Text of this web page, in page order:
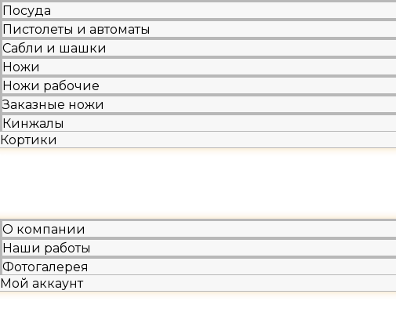
Посуда
Пистолеты и автоматы
Сабли и шашки
Ножи
Ножи рабочие
Заказные ножи
Кинжалы
Кортики
О компании
Наши работы
Фотогалерея
Мой аккаунт